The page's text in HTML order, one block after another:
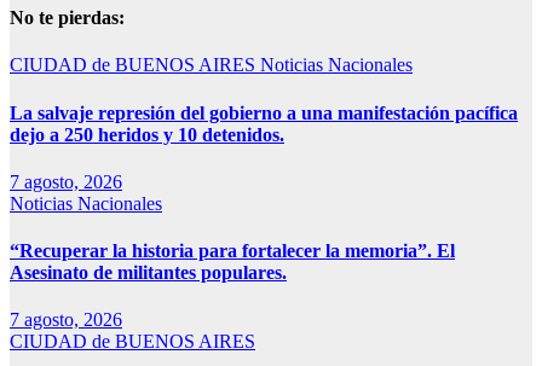
No te pierdas:
CIUDAD de BUENOS AIRES Noticias Nacionales
La salvaje represión del gobierno a una manifestación pacífica
dejo a 250 heridos y 10 detenidos.
7 agosto, 2026
Noticias Nacionales
“Recuperar la historia para fortalecer la memoria”. El
Asesinato de militantes populares.
7 agosto, 2026
CIUDAD de BUENOS AIRES